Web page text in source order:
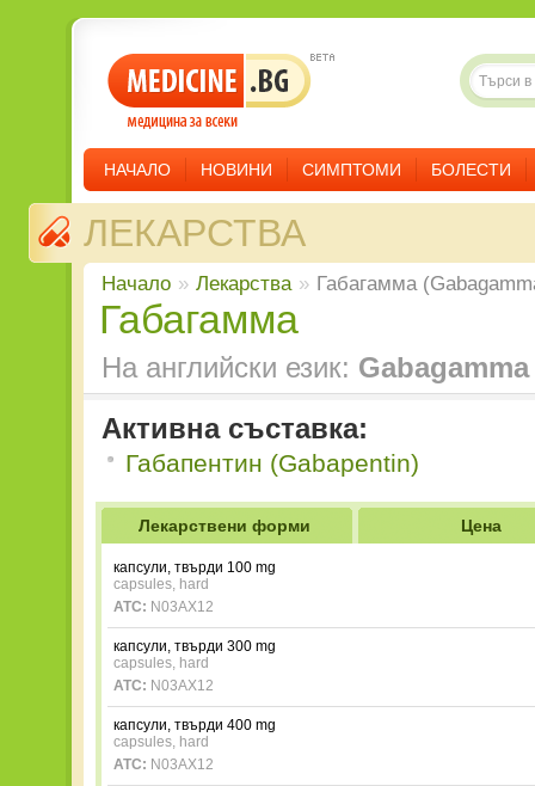
НАЧАЛО НОВИНИ СИМПТОМИ БОЛЕСТИ
ЛЕКАРСТВА
Начало » Лекарства » Габагамма
Габагамма
На английски език: Gabagamma
Активна съставка:
Габапентин (Gabapentin)
Лекарствени форми Цена
капсули, твърди 100 mg
capsules, hard
ATC: N03AX12
капсули, твърди 300 mg
capsules, hard
ATC: N03AX12
капсули, твърди 400 mg
capsules, hard
ATC: N03AX12